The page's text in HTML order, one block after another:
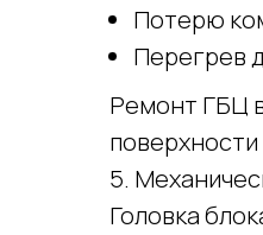
Потерю
Перегрев
Ремонт ГБЦ
поверхности
5.
Головка